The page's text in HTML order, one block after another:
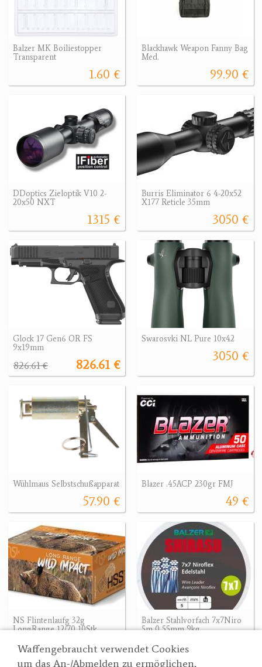
Waffengebraucht verwendet Cookies
um das An-/Abmelden zu ermöglichen,
Balzer MK Boiliestopper
Transparent
1.60 €
Blackhawk Weapon Fanny Bag
Med.
99.90 €
DDoptics Zieloptik V10 2-
20x50 NXT
1315 €
Burris Eliminator 6 4-20x52
X177 Reticle 35mm
3050 €
Glock 17 Gen6 OR FS
9x19mm
826.61 €
826.61 €
Swarosvki NL Pure 10x42
3050 €
Wühlmaus Selbstschußapparat
57.90 €
Blazer .45ACP 230gr FMJ
49 €
NS Flintenlaufg 32g
LongRange 12/70 10Stk.
16.90 €
Balzer Stahlvorfach 7x7Niro
5m 0,55mm 9kg